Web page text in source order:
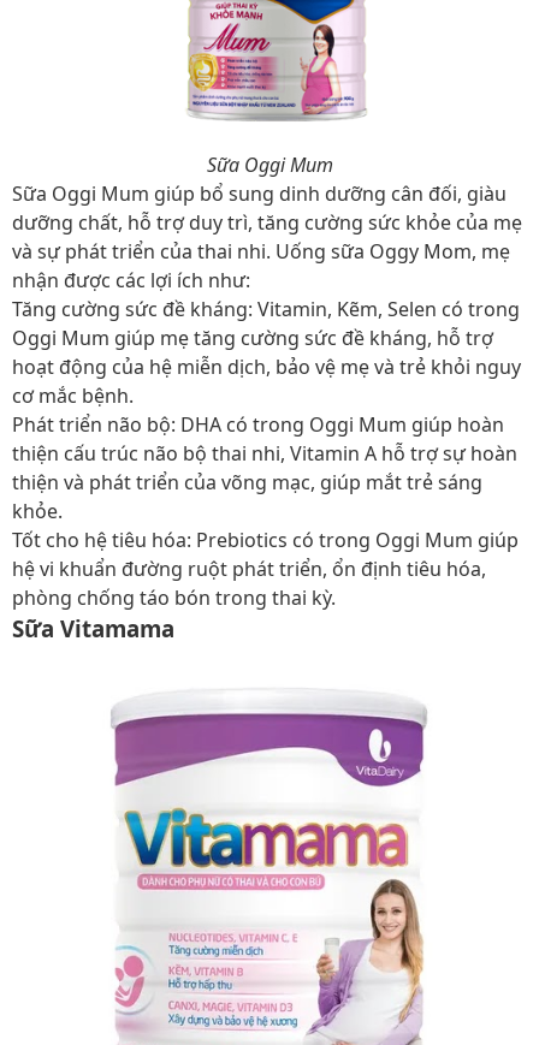
Sữa Oggi Mum
Sữa Oggi Mum giúp bổ sung dinh dưỡng cân đối, giàu
dưỡng chất, hỗ trợ duy trì, tăng cường sức khỏe của mẹ
và sự phát triển của thai nhi. Uống sữa Oggy Mom, mẹ
nhận được các lợi ích như:
Tăng cường sức đề kháng: Vitamin, Kẽm, Selen có trong
Oggi Mum giúp mẹ tăng cường sức đề kháng, hỗ trợ
hoạt động của hệ miễn dịch, bảo vệ mẹ và trẻ khỏi nguy
cơ mắc bệnh.
Phát triển não bộ: DHA có trong Oggi Mum giúp hoàn
thiện cấu trúc não bộ thai nhi, Vitamin A hỗ trợ sự hoàn
thiện và phát triển của võng mạc, giúp mắt trẻ sáng
khỏe.
Tốt cho hệ tiêu hóa: Prebiotics có trong Oggi Mum giúp
hệ vi khuẩn đường ruột phát triển, ổn định tiêu hóa,
phòng chống táo bón trong thai kỳ.
Sữa Vitamama